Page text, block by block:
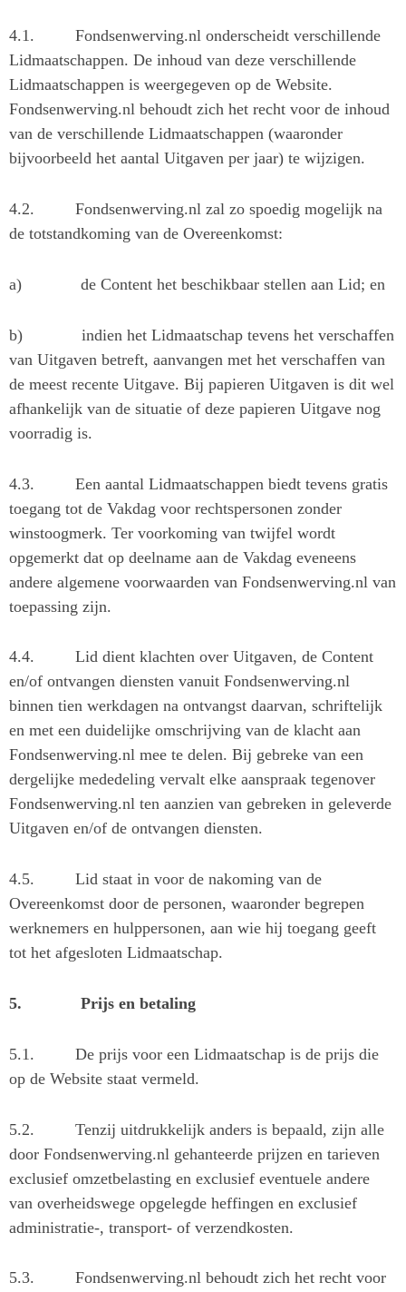
4.1. Fondsenwerving.nl onderscheidt verschillende
Lidmaatschappen. De inhoud van deze verschillende
Lidmaatschappen is weergegeven op de Website.
Fondsenwerving.nl behoudt zich het recht voor de inhoud
van de verschillende Lidmaatschappen (waaronder
bijvoorbeeld het aantal Uitgaven per jaar) te wijzigen.
4.2. Fondsenwerving.nl zal zo spoedig mogelijk na
de totstandkoming van de Overeenkomst:
a) de Content het beschikbaar stellen aan Lid; en
b) indien het Lidmaatschap tevens het verschaffen
van Uitgaven betreft, aanvangen met het verschaffen van
de meest recente Uitgave. Bij papieren Uitgaven is dit wel
afhankelijk van de situatie of deze papieren Uitgave nog
voorradig is.
4.3. Een aantal Lidmaatschappen biedt tevens gratis
toegang tot de Vakdag voor rechtspersonen zonder
winstoogmerk. Ter voorkoming van twijfel wordt
opgemerkt dat op deelname aan de Vakdag eveneens
andere algemene voorwaarden van Fondsenwerving.nl van
toepassing zijn.
4.4. Lid dient klachten over Uitgaven, de Content
en/of ontvangen diensten vanuit Fondsenwerving.nl
binnen tien werkdagen na ontvangst daarvan, schriftelijk
en met een duidelijke omschrijving van de klacht aan
Fondsenwerving.nl mee te delen. Bij gebreke van een
dergelijke mededeling vervalt elke aanspraak tegenover
Fondsenwerving.nl ten aanzien van gebreken in geleverde
Uitgaven en/of de ontvangen diensten.
4.5. Lid staat in voor de nakoming van de
Overeenkomst door de personen, waaronder begrepen
werknemers en hulppersonen, aan wie hij toegang geeft
tot het afgesloten Lidmaatschap.
5. Prijs en betaling
5.1. De prijs voor een Lidmaatschap is de prijs die
op de Website staat vermeld.
5.2. Tenzij uitdrukkelijk anders is bepaald, zijn alle
door Fondsenwerving.nl gehanteerde prijzen en tarieven
exclusief omzetbelasting en exclusief eventuele andere
van overheidswege opgelegde heffingen en exclusief
administratie-, transport- of verzendkosten.
5.3. Fondsenwerving.nl behoudt zich het recht voor